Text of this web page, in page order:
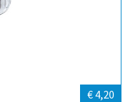
€ 4,20